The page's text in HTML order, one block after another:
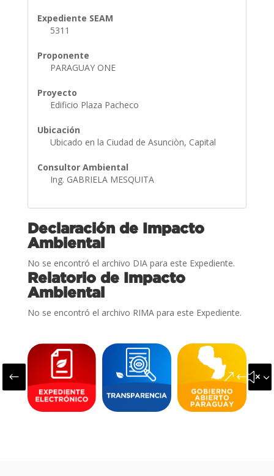
Expediente SEAM
5311
Proponente
PARAGUAY ONE
Proyecto
Edificio Plaza Pacheco
Ubicación
Ubicado en la Ciudad de Asunciòn, Capital
Consultor Ambiental
Ing. GABRIELA MESQUITA
Declaración de Impacto
Ambiental
No se encontró el archivo DIA para este Expediente.
Relatorio de Impacto
Ambiental
No se encontró el archivo RIMA para este Expediente.
#